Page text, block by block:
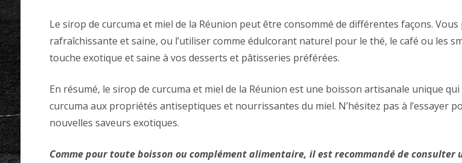
Le sirop de curcuma et miel de la Réunion peut être consommé de différentes façons.
rafraîchissante et saine, ou l’utiliser comme édulcorant naturel pour le thé, le café ou les
touche exotique et saine à vos desserts et pâtisseries préférées.
En résumé, le sirop de curcuma et miel de la Réunion est une boisson artisanale unique
curcuma aux propriétés antiseptiques et nourrissantes du miel. N’hésitez pas à
nouvelles saveurs exotiques.
Comme pour toute boisson ou complément alimentaire, il est recommandé de